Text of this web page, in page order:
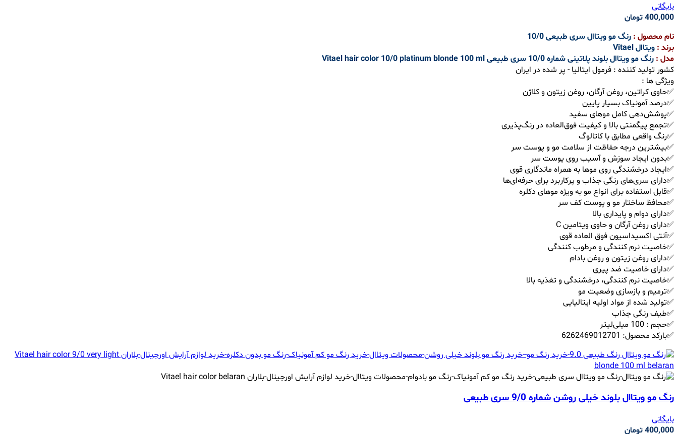
بایگانی
400,000تومان
نام محصول : رنگ مو ویتاال سری طبیعی 10/0
برند : ویتاال Vitael
مدل : رنگ مو ویتاال بلوند پلاتینی شماره 10/0 سری طبیعی Vitael hair color 10/0 platinum blonde 100 ml
کشور تولید کننده : فرمول ایتالیا - پر شده در ایران
ویژگی ها :
✅حاوی کراتین، روغن آرگان، روغن زیتون و کلاژن
✅درصد آمونیاک بسیار پایین
✅پوشش‌دهی کامل موهای سفید
✅تجمع پیگمنتی بالا و کیفیت فوق‌العاده در رنگ‌پذیری
✅رنگ واقعی مطابق با کاتالوگ
✅بیشترین درجه حفاظت از سلامت مو و پوست سر
✅بدون ایجاد سوزش و آسیب روی پوست سر
✅ایجاد درخشندگی روی موها به همراه ماندگاری قوی
✅دارای سری‌های رنگی جذاب و پرکاربرد برای حرفه‌ای‌ها
✅قابل استفاده برای انواع مو به ویژه موهای دکلره
✅محافظ ساختار مو و پوست کف سر
✅دارای دوام و پایداری بالا
✅دارای روغن آرگان و حاوی ویتامین C
✅آنتی اکسیداسیون فوق العاده قوی
✅خاصیت نرم کنندگی و مرطوب کنندگی
✅دارای روغن زیتون و روغن بادام
✅دارای خاصیت ضد پیری
✅خاصیت نرم کنندگی، درخشندگی و تغذیه بالا
✅ترمیم و بازسازی وضعیت مو
✅تولید شده از مواد اولیه ایتالیایی
✅طیف رنگی جذاب
✅حجم : 100 میلی‌لیتر
✅بارکد محصول: 6262469012701
رنگ مو ویتاال بلوند خیلی روشن شماره 9/0 سری طبیعی
بایگانی
400,000تومان